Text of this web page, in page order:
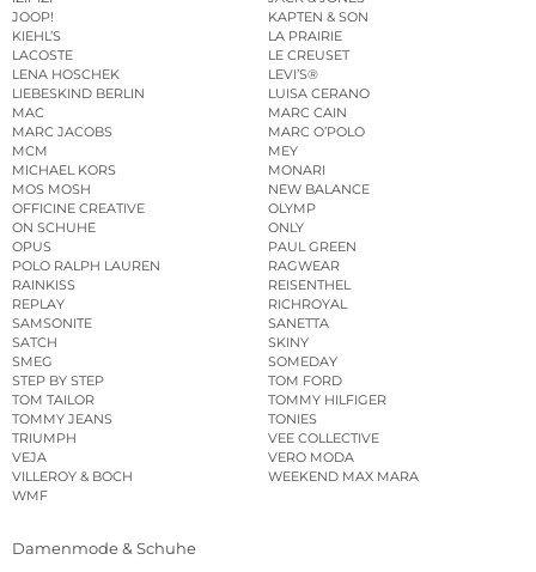
JOOP!
KAPTEN & SON
KIEHL’S
LA PRAIRIE
LACOSTE
LE CREUSET
LENA HOSCHEK
LEVI’S®
LIEBESKIND BERLIN
LUISA CERANO
MAC
MARC CAIN
MARC JACOBS
MARC O’POLO
MCM
MEY
MICHAEL KORS
MONARI
MOS MOSH
NEW BALANCE
OFFICINE CREATIVE
OLYMP
ON SCHUHE
ONLY
OPUS
PAUL GREEN
POLO RALPH LAUREN
RAGWEAR
RAINKISS
REISENTHEL
REPLAY
RICHROYAL
SAMSONITE
SANETTA
SATCH
SKINY
SMEG
SOMEDAY
STEP BY STEP
TOM FORD
TOM TAILOR
TOMMY HILFIGER
TOMMY JEANS
TONIES
TRIUMPH
VEE COLLECTIVE
VEJA
VERO MODA
VILLEROY & BOCH
WEEKEND MAX MARA
WMF
Damenmode & Schuhe